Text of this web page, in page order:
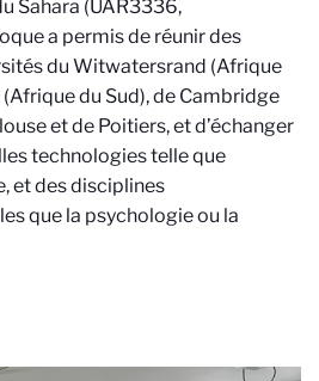
Sahara (UAR3336,
a permis de réunir des
du Witwatersrand (Afrique
(Afrique du Sud), de Cambridge
et de Poitiers, et d’échanger
technologies telle que
et des disciplines
que la psychologie ou la